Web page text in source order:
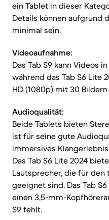
ein Tablet in dieser
Details können aufgrund
minimal sein.
Videoaufnahme:
Das Tab S9 kann Videos
während das Tab S6 Lite
HD (1080p) mit 30
Audioqualität:
Beide Tablets bieten
ist für seine gute
immersives
Das Tab S6 Lite 2024
Lautsprecher, die für den
geeignet sind. Das Tab
einen 3,5-mm-
S9 fehlt.